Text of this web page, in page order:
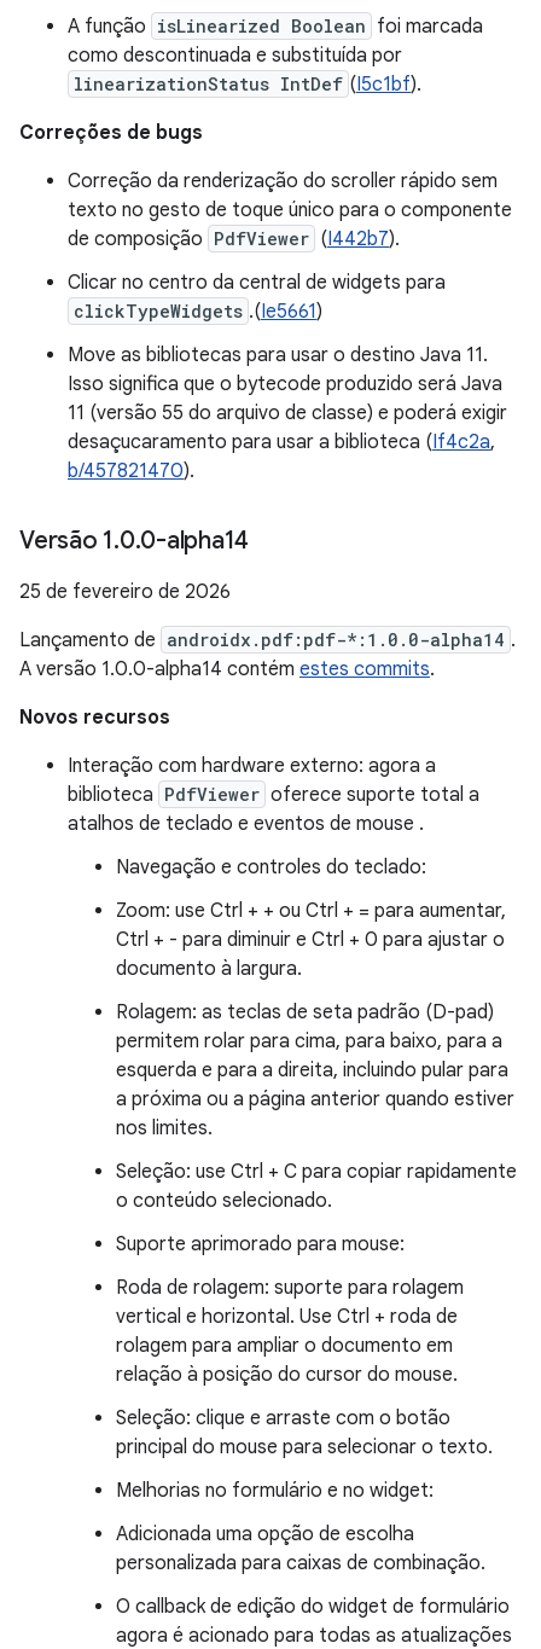
A função isLinearized Boolean foi marcada
como descontinuada e substituída por
linearizationStatus IntDef (I5c1bf).
Correções de bugs
Correção da renderização do scroller rápido sem
texto no gesto de toque único para o componente
de composição PdfViewer (I442b7).
Clicar no centro da central de widgets para
clickTypeWidgets .(Ie5661)
Move as bibliotecas para usar o destino Java 11.
Isso significa que o bytecode produzido será Java
11 (versão 55 do arquivo de classe) e poderá exigir
desaçucaramento para usar a biblioteca (If4c2a,
b/457821470).
Versão 1.0.0-alpha14
25 de fevereiro de 2026
Lançamento de androidx.pdf:pdf-*:1.0.0-alpha14 .
A versão 1.0.0-alpha14 contém estes commits.
Novos recursos
Interação com hardware externo: agora a
biblioteca PdfViewer oferece suporte total a
atalhos de teclado e eventos de mouse .
Navegação e controles do teclado:
Zoom: use Ctrl + + ou Ctrl + = para aumentar,
Ctrl + - para diminuir e Ctrl + 0 para ajustar o
documento à largura.
Rolagem: as teclas de seta padrão (D-pad)
permitem rolar para cima, para baixo, para a
esquerda e para a direita, incluindo pular para
a próxima ou a página anterior quando estiver
nos limites.
Seleção: use Ctrl + C para copiar rapidamente
o conteúdo selecionado.
Suporte aprimorado para mouse:
Roda de rolagem: suporte para rolagem
vertical e horizontal. Use Ctrl + roda de
rolagem para ampliar o documento em
relação à posição do cursor do mouse.
Seleção: clique e arraste com o botão
principal do mouse para selecionar o texto.
Melhorias no formulário e no widget:
Adicionada uma opção de escolha
personalizada para caixas de combinação.
O callback de edição do widget de formulário
agora é acionado para todas as atualizações